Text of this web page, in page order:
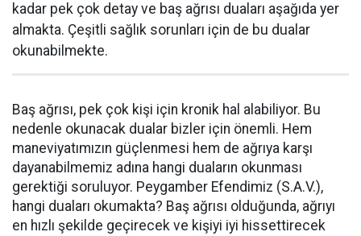
kadar pek çok detay ve baş ağrısı duaları aşağıda yer
almakta. Çeşitli sağlık sorunları için de bu dualar
okunabilmekte.
Baş ağrısı, pek çok kişi için kronik hal alabiliyor. Bu
nedenle okunacak dualar bizler için önemli. Hem
maneviyatımızın güçlenmesi hem de ağrıya karşı
dayanabilmemiz adına hangi duaların okunması
gerektiği soruluyor. Peygamber Efendimiz (S.A.V.),
hangi duaları okumakta? Baş ağrısı olduğunda, ağrıyı
en hızlı şekilde geçirecek ve kişiyi iyi hissettirecek